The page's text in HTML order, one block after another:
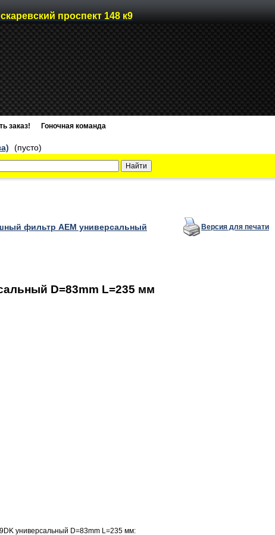
проспект 148 к9
заказ! Гоночная команда
(пусто)
фильтр AEM универсальный Версия для печати
D=83mm L=235 мм
универсальный D=83mm L=235 мм: